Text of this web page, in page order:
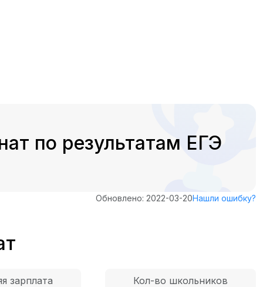
по результатам ЕГЭ
Обновлено: 2022-03-20Нашли ошибку?
зарплата
Кол-во школьников